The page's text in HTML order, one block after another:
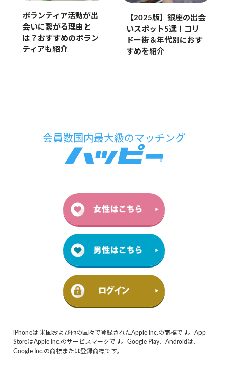
ボランティア活動が出
会いに繋がる理由と
は？おすすめのボラン
ティアも紹介
【2025版】銀座の出会
いスポット5選！コリ
ドー街＆年代別におす
すめを紹介
iPhoneは 米国および他の国々で登録されたApple Inc.の商標です。App
StoreはApple Inc.のサービスマークです。Google Play、Androidは、
Google Inc.の商標または登録商標です。